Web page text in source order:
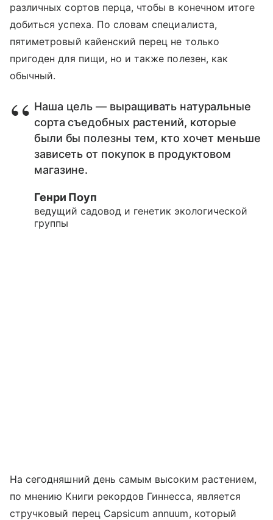
различных сортов перца, чтобы в конечном итоге
добиться успеха. По словам специалиста,
пятиметровый кайенский перец не только
пригоден для пищи, но и также полезен, как
обычный.
Наша цель — выращивать натуральные
сорта съедобных растений, которые
были бы полезны тем, кто хочет меньше
зависеть от покупок в продуктовом
магазине.
Генри Поуп
ведущий садовод и генетик экологической
группы
На сегодняшний день самым высоким растением,
по мнению Книги рекордов Гиннесса, является
стручковый перец Capsicum annuum, который